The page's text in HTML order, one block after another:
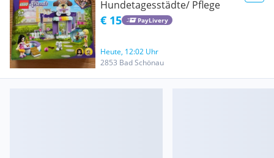
Hundetagesstädte/ Pflege
€ 15 PayLivery
Heute, 12:02 Uhr
2853 Bad Schönau